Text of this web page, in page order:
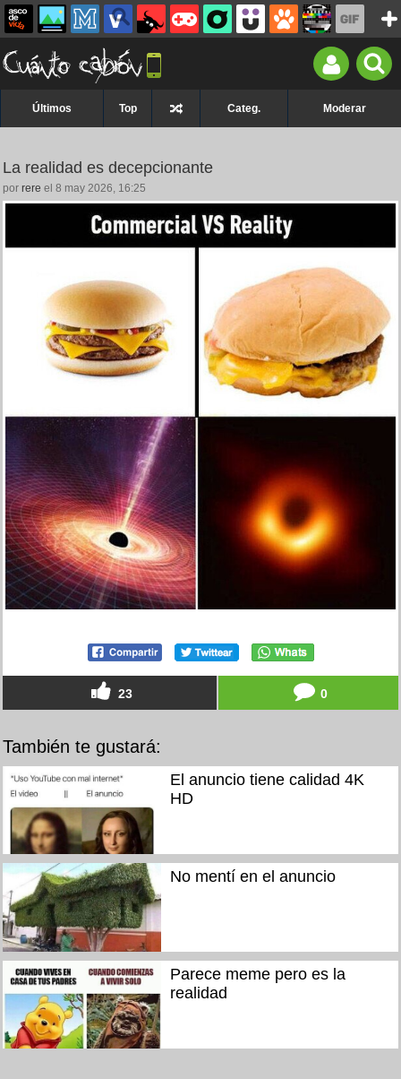
Últimos Top Categ. Moderar
La realidad es decepcionante
por rere el 8 may 2026, 16:25
23 0
También te gustará:
El anuncio tiene calidad 4K
HD
No mentí en el anuncio
Parece meme pero es la
realidad